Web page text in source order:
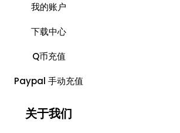
我的账户
下载中心
Q币充值
Paypal 手动充值
关于我们